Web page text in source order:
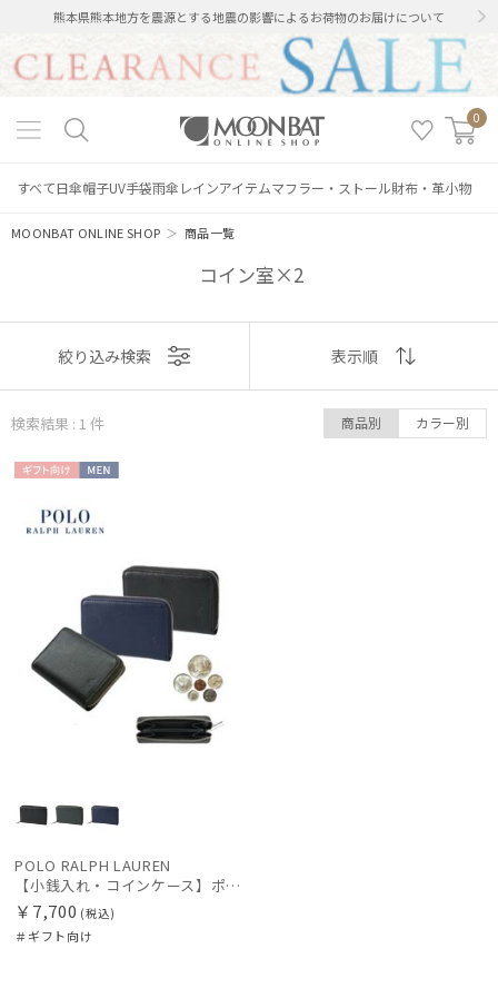
熊本県熊本地方を震源とする地震の影響によるお荷物のお届けについて
0
すべて日傘帽子UV手袋雨傘 レインアイテムマフラー・ストール財布・革小物
MOONBAT ONLINE SHOP ＞商品一覧
コイン室×2
絞り込み
レディース
カテゴリー
ブランド
カラー
価格・割引率
在庫表示
販売状況
入荷状況
表示
おすすめ
価格の高い
価格の低い
売上点数順
絞り込み検索 表示順
検索結果 : 1 件 商品別 カラー別
向け
POLO RALPH LAUREN
【小銭入れ・コインケース】ポロ ラルフ ローレン (POLO RALPH LAUREN) エンボスレザー ジップ コインケース
￥7,700 (税込)
＃ギフト向け